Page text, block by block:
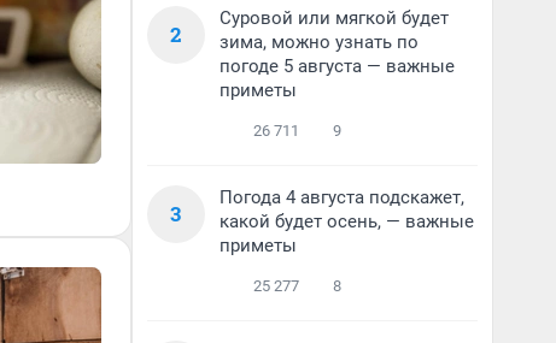
2
Суровой или мягкой будет
зима, можно узнать по
погоде 5 августа — важные
приметы
26 711 9
3
Погода 4 августа подскажет,
какой будет осень, — важные
приметы
25 277 8